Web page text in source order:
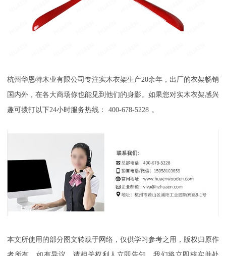
杭州华恩特木业有限公司专注实木衣架生产20余年，出厂的衣架畅销
国内外，在各大商场你也能见到他们的身影。如果您对实木衣架感兴
趣可拨打以下24小时服务热线： 400-678-5228 。
本文所使用的部分图文转载于网络，仅供学习参考之用，版权归原作